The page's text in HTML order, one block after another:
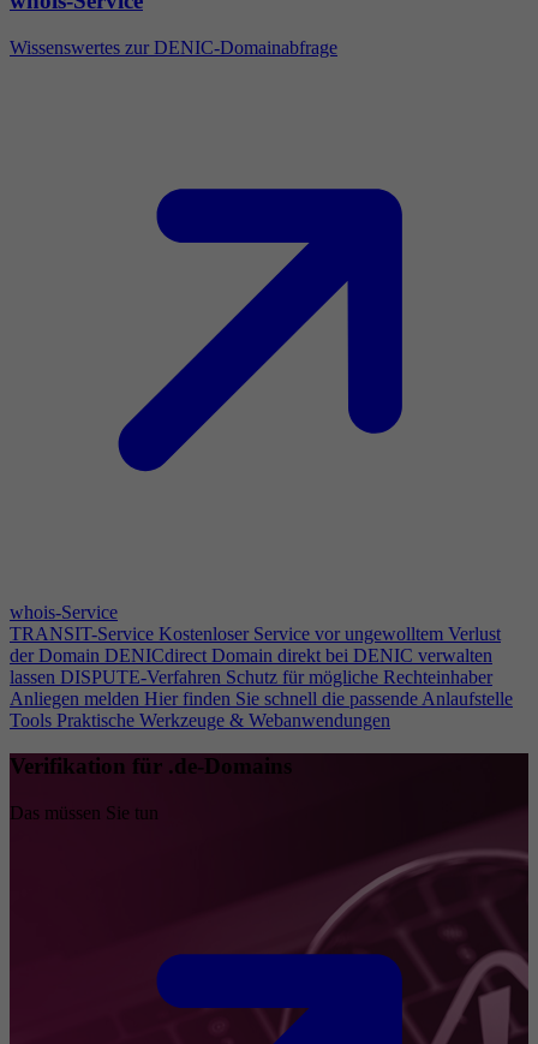
Wissenswertes zur DENIC-Domainabfrage
whois-Service
TRANSIT-Service Kostenloser Service vor ungewolltem Verlust
der Domain DENICdirect Domain direkt bei DENIC verwalten
lassen DISPUTE-Verfahren Schutz für mögliche Rechteinhaber
Anliegen melden Hier finden Sie schnell die passende Anlaufstelle
Tools Praktische Werkzeuge & Webanwendungen
Verifikation für .de-Domains
Das müssen Sie tun